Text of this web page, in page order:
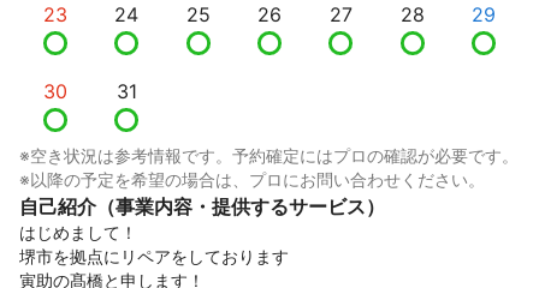
23 24 25 26 27 28 29
30 31
※空き状況は参考情報です。予約確定にはプロの確認が必要です。
※以降の予定を希望の場合は、プロにお問い合わせください。
自己紹介（事業内容・提供するサービス）
はじめまして！
堺市を拠点にリペアをしております
寅助の髙橋と申します！